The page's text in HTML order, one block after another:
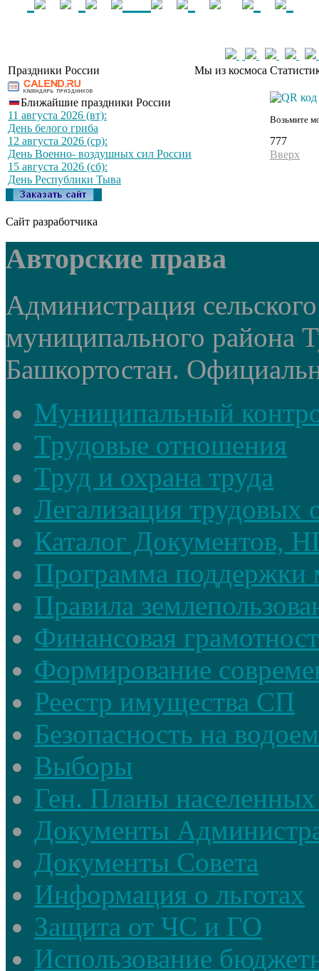
Праздники России Мы из космоса
Ближайшие праздники России
11 августа 2026 (вт):
День белого гриба
12 августа 2026 (ср):
День Военно- воздушных сил России
15 августа 2026 (сб):
День Республики Тыва
Возьмите
777
Вверх
Сайт разработчика
Авторские права
Администрация
муниципального района
Башкортостан.
Муниципальный
Трудовые отношения
Труд и охрана труда
Легализация трудовых
Каталог Документов,
Программа поддержки
Правила
Финансовая
Формирование
Реестр имущества СП
Безопасность на
Выборы
Ген. Планы
Документы
Документы Совета
Информация о льготах
Защита от ЧС и ГО
Использование